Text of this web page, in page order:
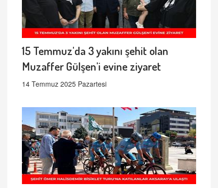
15 Temmuz'da 3 yakını şehit olan
Muzaffer Gülşen'i evine ziyaret
14 Temmuz 2025 Pazartesi